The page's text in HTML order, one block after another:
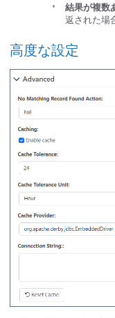
結果が複数
返された場
高度な設定